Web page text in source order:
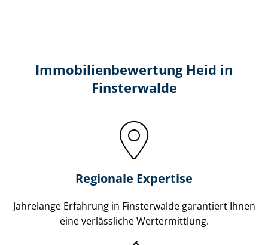
Immobilien­bewertung Heid in
Finsterwalde
Regionale Expertise
Jahrelange Erfahrung in Finsterwalde garantiert Ihnen
eine verlässliche Wertermittlung.